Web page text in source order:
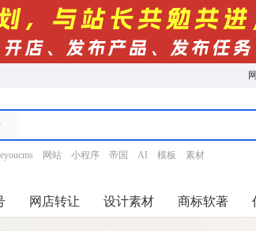
eyoucms 网站 小程序 帝国 AI 模板 素材
网店转让 设计素材 商标软著